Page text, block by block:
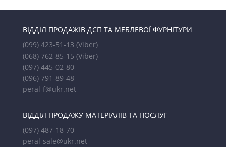
ВІДДІЛ ПРОДАЖІВ ДСП ТА МЕБЛЕВОЇ ФУРНІТУРИ
(099) 423-51-13 (Viber)
(068) 762-85-15 (Viber)
(097) 445-02-80
(096) 791-89-48
peral-f@ukr.net
ВІДДІЛ ПРОДАЖУ МАТЕРІАЛІВ ТА ПОСЛУГ
(097) 487-18-70
peral-sale@ukr.net